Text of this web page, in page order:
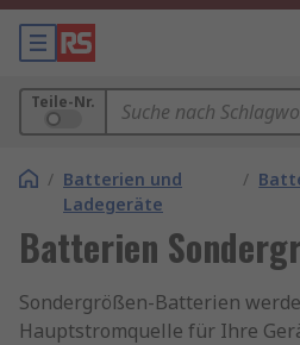
Teile-Nr.
/ Batterien und
Ladegeräte
/
Batterien
Sondergrößen-Batterien
Hauptstromquelle für Ihre